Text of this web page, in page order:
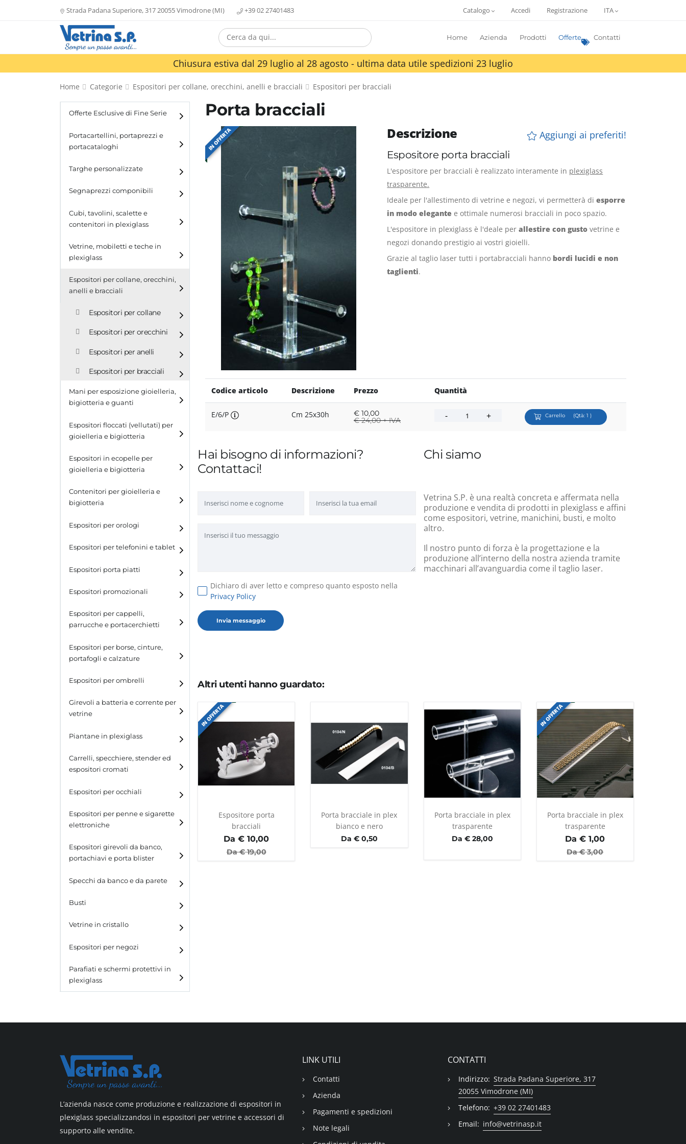
Strada Padana Superiore, 317 20055 Vimodrone (MI) +39 02 27401483 Catalogo Accedi Registrazione ITA
Home Azienda Prodotti Offerte Contatti
Chiusura estiva dal 29 luglio al 28 agosto - ultima data utile spedizioni 23 luglio
Home Categorie Espositori per collane, orecchini, anelli e bracciali Espositori per bracciali
Offerte Esclusive di Fine Serie
Portacartellini, portaprezzi e
portacataloghi
Portacartellini
Portacataloghi
Targhe personalizzate
Segnaprezzi componibili
Cubi, tavolini, scalette e
contenitori in plexiglass
Cubi
Scalette
Vetrine, mobiletti e teche in
plexiglass
Espositori per collane, orecchini,
anelli e bracciali
Espositori per collane
Espositori per orecchini
Espositori per anelli
Espositori per bracciali
Mani per esposizione gioielleria,
bigiotteria e guanti
Espositori floccati (vellutati) per
gioielleria e bigiotteria
Espositori in ecopelle per
gioielleria e bigiotteria
Contenitori per gioielleria e
bigiotteria
Espositori per orologi
Espositori per telefonini e tablet
Espositori porta piatti
Espositori promozionali
Espositori per cappelli,
parrucche e portacerchietti
Espositori per cappelli e
parrucche
Espositori per borse, cinture,
portafogli e calzature
Espositori per borse
Espositori per cinture
Espositori per portafogli
Espositori per calzature
Espositori per ombrelli
Girevoli a batteria e corrente per
vetrine
Piantane in plexiglass
Carrelli, specchiere, stender ed
espositori cromati
Espositori per occhiali
Espositori per penne e sigarette
elettroniche
Espositori girevoli da banco,
portachiavi e porta blister
Espositori girevoli da
ganci
Specchi da banco e da parete
Busti
Vetrine in cristallo
Laminato
Laminato light
All design
Top line 3
Espositori per negozi
Parafiati e schermi protettivi in
plexiglass
Porta bracciali
IN OFFERTA Descrizione
Aggiungi ai preferiti!
Espositore porta bracciali
L'espositore per bracciali è realizzato interamente in plexiglass
trasparente.
Ideale per l'allestimento di vetrine e negozi, vi permetterà diesporre
in modo elegante e ottimale numerosi bracciali in poco spazio.
L'espositore in plexiglass è l'deale perallestire con gusto vetrine e
negozi donando prestigio ai vostri gioielli.
Grazie al taglio laser tutti i portabracciali hanno bordi lucidi e non
taglienti.
Codice articolo Descrizione Prezzo Quantità
E/6/P Cm 25x30h € 10,00
€24,00 + IVA
Carrello (Qtà:1 )
Hai bisogno di informazioni?
Contattaci!
Dichiaro di aver letto e compreso quanto esposto nella
Privacy Policy
Chi siamo
Vetrina S.P. è una realtà concreta e affermata nella
produzione e vendita di prodotti in plexiglass e affini
come espositori, vetrine, manichini, busti, e molto
altro.
Il nostro punto di forza è la progettazione e la
produzione all’interno della nostra azienda tramite
macchinari all’avanguardia come il taglio laser.
Altri utenti hanno guardato:
IN OFFERTA
Espositore porta
bracciali
Da € 10,00
Da €19,00
Porta bracciale in plex
bianco e nero
Da € 0,50
Porta bracciale in plex
trasparente
Da € 28,00
IN OFFERTA
Porta bracciale in plex
trasparente
Da € 1,00
Da €3,00
L’azienda nasce come produzione e realizzazione di espositori in
plexiglass specializzandosi in espositori per vetrine e accessori di
supporto alle vendite.
LINK UTILI
Contatti
Azienda
Pagamenti e spedizioni
Note legali
CONTATTI
Indirizzo: Strada Padana Superiore, 317
20055 Vimodrone (MI)
Telefono: +39 02 27401483
Email: info@vetrinasp.it